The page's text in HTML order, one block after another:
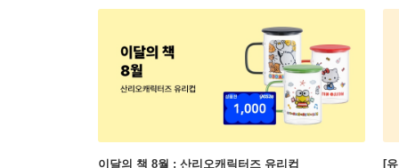
이달의 책 8월 : 산리오캐릭터즈 유리컵
[